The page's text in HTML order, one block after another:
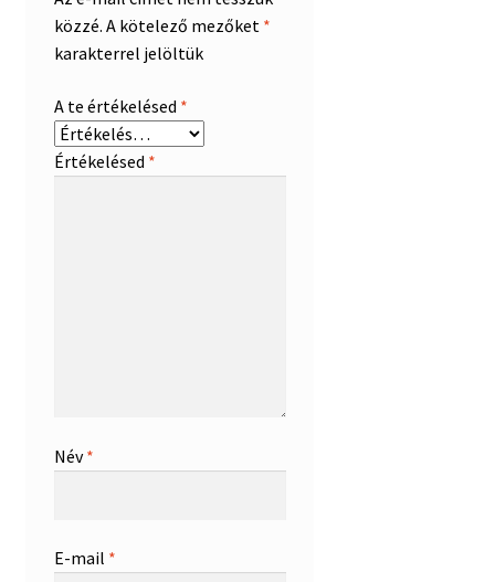
közzé. A kötelező mezőket *
karakterrel jelöltük
A te értékelésed *
Értékelésed *
Név*
E-mail *